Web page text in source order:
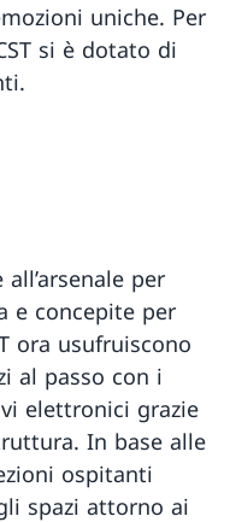
uniche. Per
si è dotato di
per
e concepite per
ora usufruiscono
al passo con i
elettronici grazie
In base alle
ospitanti
spazi attorno ai